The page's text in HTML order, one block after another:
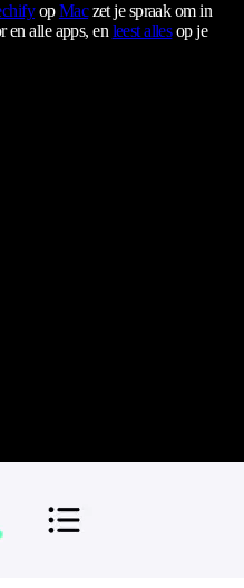
opMaczet je spraak om in
en alle apps, en leest allesop je